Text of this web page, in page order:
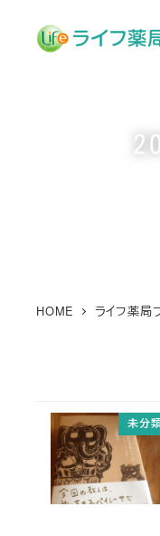
HOME ライフ薬局
未分